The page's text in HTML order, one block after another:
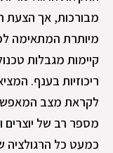
מבורכות, אך הצעת
מיותרת המתאימה
קיימות מגבלות
ריכוזיות בענף.
לקראת מצב המאפשר
מספר רב של יוצרים
כמעט כל הרגולציה